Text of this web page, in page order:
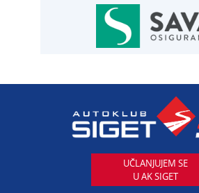
01 6502 230
01 6502 230
PROCJENA ŠTETE VOZILA
UČLANJUJEM SE
U AK SIGET